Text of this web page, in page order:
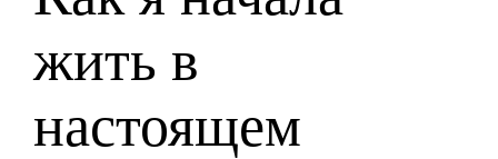
жить в
настоящем